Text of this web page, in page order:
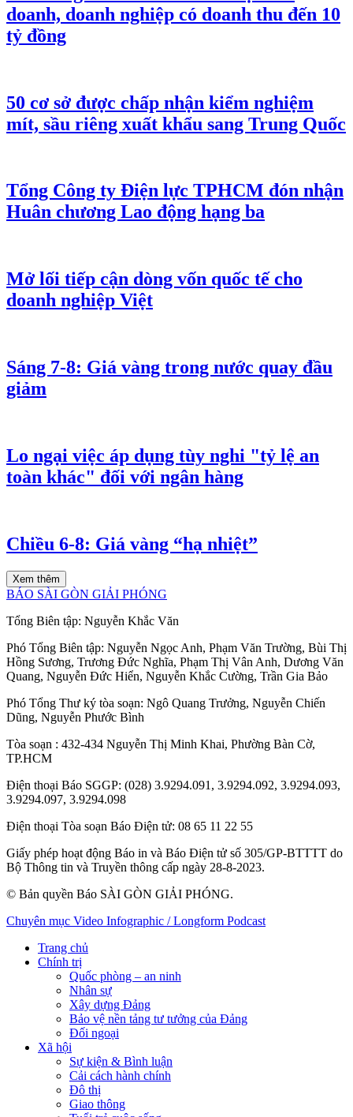
doanh, doanh nghiệp có doanh thu đến 10
tỷ đồng
50 cơ sở được chấp nhận kiểm nghiệm
mít, sầu riêng xuất khẩu sang Trung Quốc
Tổng Công ty Điện lực TPHCM đón nhận
Huân chương Lao động hạng ba
Mở lối tiếp cận dòng vốn quốc tế cho
doanh nghiệp Việt
Sáng 7-8: Giá vàng trong nước quay đầu
giảm
Lo ngại việc áp dụng tùy nghi "tỷ lệ an
toàn khác" đối với ngân hàng
Chiều 6-8: Giá vàng “hạ nhiệt”
Xem thêm
BÁO SÀI GÒN GIẢI PHÓNG
Tổng Biên tập: Nguyễn Khắc Văn
Phó Tổng Biên tập: Nguyễn Ngọc Anh, Phạm Văn Trường, Bùi Thị
Hồng Sương, Trương Đức Nghĩa, Phạm Thị Vân Anh, Dương Văn
Quang, Nguyễn Đức Hiển, Nguyễn Khắc Cường, Trần Gia Bảo
Phó Tổng Thư ký tòa soạn: Ngô Quang Trưởng, Nguyễn Chiến
Dũng, Nguyễn Phước Bình
Tòa soạn : 432-434 Nguyễn Thị Minh Khai, Phường Bàn Cờ,
TP.HCM
Điện thoại Báo SGGP: (028) 3.9294.091, 3.9294.092, 3.9294.093,
3.9294.097, 3.9294.098
Điện thoại Tòa soạn Báo Điện tử: 08 65 11 22 55
Giấy phép hoạt động Báo in và Báo Điện tử số 305/GP-BTTTT do
Bộ Thông tin và Truyền thông cấp ngày 28-8-2023.
© Bản quyền Báo SÀI GÒN GIẢI PHÓNG.
Chuyên mục Video Infographic / Longform Podcast
Trang chủ
Chính trị
Quốc phòng – an ninh
Nhân sự
Xây dựng Đảng
Bảo vệ nền tảng tư tưởng của Đảng
Đối ngoại
Xã hội
Sự kiện & Bình luận
Cải cách hành chính
Đô thị
Giao thông